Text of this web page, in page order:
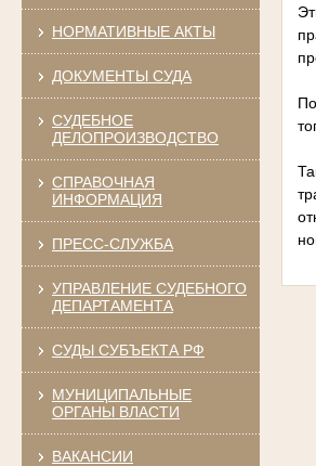
НОРМАТИВНЫЕ АКТЫ
ДОКУМЕНТЫ СУДА
СУДЕБНОЕ
ДЕЛОПРОИЗВОДСТВО
СПРАВОЧНАЯ
ИНФОРМАЦИЯ
ПРЕСС-СЛУЖБА
УПРАВЛЕНИЕ СУДЕБНОГО
ДЕПАРТАМЕНТА
СУДЫ СУБЪЕКТА РФ
МУНИЦИПАЛЬНЫЕ
ОРГАНЫ ВЛАСТИ
ВАКАНСИИ